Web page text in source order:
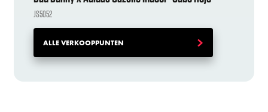
JS5052
ALLE VERKOOPPUNTEN